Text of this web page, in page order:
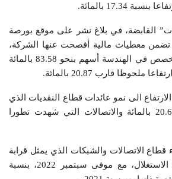
القابضة، في بلاغ نشر على موقع بورصة
تضمن معطيات مالية أفصحت عنها الشركة،
ان فرع المجموعة المتخصص في الهندسة أسهم بنحو 83.58 بالمائة
قارب 20.87 بالمائة.
الى نمو عائدات قطاع النقديات الذي
حقق زيادة بما يعادل 20.6 بالمائة والاتصالات التي شهدت تطورا
قطاع الاتصالات والشبكات الذي يمثل قرابة
3.29 بالمائة من نتيجة الاستغلال، مع موفى سبتمبر 2022، بنسبة